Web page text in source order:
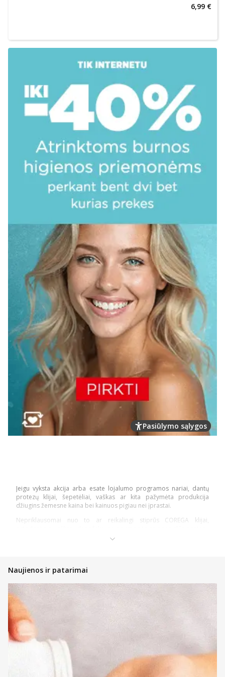
6,99 €
Pasiūlymo sąlygos
Jeigu vyksta akcija arba esate lojalumo programos nariai, dantų
protezų klijai, šepetėliai, vaškas ar kita pažymėta produkcija
džiugins žemesne kaina bei kainuos pigiau nei įprastai.
Nepriklausomai nuo to ar reikalingi stiprūs COREGA klijai,
bei plokštelių šepetėliai – turime viską, ko reikia visavertei burnos
gali būti sunku pasirinkti iš didelio asortimento. Būtent dėl to į jūsų
rašydami per tiesioginio susirašinėjimo langą. Taip gausite
individualią konsultaciją, padėsiančią pasirinkti.
Plačiau apie protezų ir plokštelių
priežiūros priemones
Klijai protezams ir specialūs kremai didina dantų protezų
stabilumą, užtikrindami, kad jie patikimai priglustų. Geriausi klijai
bei kremai apsaugo nuo judėjimo, mažina dantenų dirginimą ir
suteikia to minkštumo, kuris leidžia nešiotojams patogiau ar be
Naujienos ir patarimai